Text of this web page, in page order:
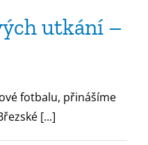
utkání –
fotbalu, přinášíme
[...]